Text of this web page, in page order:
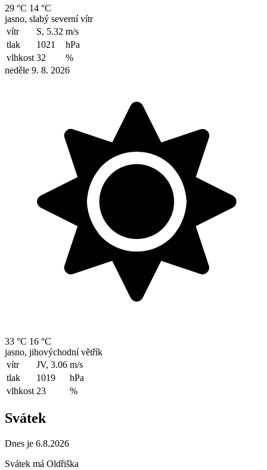
29 °C 14 °C
jasno, slabý severní vítr
vítr
S, 5.32 m/s
tlak
1021
hPa
vlhkost 32
%
neděle 9. 8. 2026
33 °C 16 °C
jasno, jihovýchodní větřík
vítr
JV, 3.06 m/s
tlak
1019
hPa
vlhkost 23 %
Svátek
Dnes je 6.8.2026
Svátek má Oldřiška